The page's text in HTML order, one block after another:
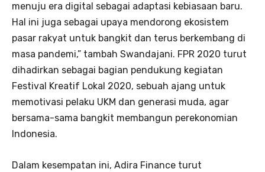
menuju era digital sebagai adaptasi kebiasaan baru.
Hal ini juga sebagai upaya mendorong ekosistem
pasar rakyat untuk bangkit dan terus berkembang di
masa pandemi,” tambah Swandajani. FPR 2020 turut
dihadirkan sebagai bagian pendukung kegiatan
Festival Kreatif Lokal 2020, sebuah ajang untuk
memotivasi pelaku UKM dan generasi muda, agar
bersama-sama bangkit membangun perekonomian
Indonesia.
Dalam kesempatan ini, Adira Finance turut